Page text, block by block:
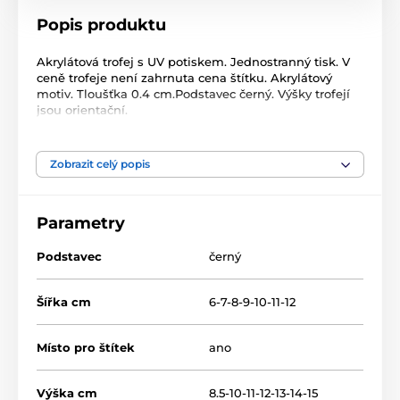
Popis produktu
Akrylátová trofej s UV potiskem. Jednostranný tisk. V
ceně trofeje není zahrnuta cena štítku. Akrylátový
motiv. Tloušťka 0.4 cm.Podstavec černý. Výšky trofejí
jsou orientační.
Produkt je zařazen v kategoriích
Akrylátové trofeje
Zobrazit celý popis
Parametry
Podstavec černý
Šířka cm 6-7-8-9-10-11-12
Místo pro štítek ano
Výška cm 8.5-10-11-12-13-14-15